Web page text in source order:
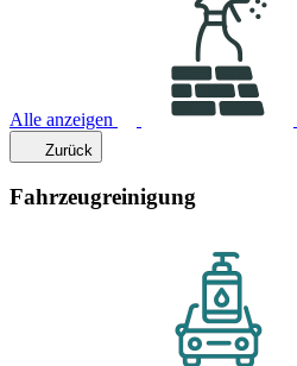
Alle anzeigen
Zurück
Fahrzeugreinigung